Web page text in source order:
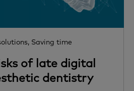
Saving time
of late digital
dentistry